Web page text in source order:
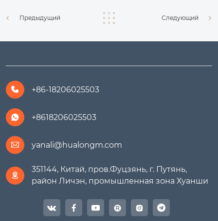
Предыдущий Следующий
 +86-18206025503
 +8618206025503
 yanali@hualongm.com

351144, Китай, пров.Фуцзянь, г. Путянь,
район Личэн, промышленная зона Хуанши
   